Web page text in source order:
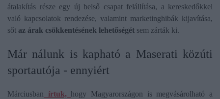
átalakítás része egy új belső csapat felállítása, a kereskedőkkel
való kapcsolatok rendezése, valamint marketinghibák kijavítása,
sőt az árak csökkentésének lehetőségét sem zárták ki.
Már nálunk is kapható a Maserati közúti
sportautója - ennyiért
Márciusban írtuk, hogy Magyarországon is megvásárolható a